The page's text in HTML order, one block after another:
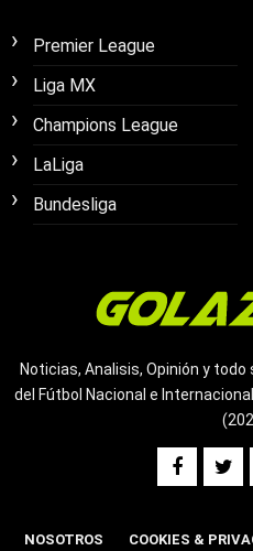
Premier League
Liga MX
Champions League
LaLiga
Bundesliga
Noticias, Analisis, Opinión y
del Fútbol Nacional e
NOSOTROS COOKIES &